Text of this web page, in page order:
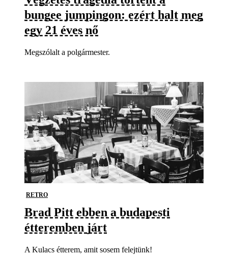
bungee jumpingon: ezért halt meg
egy 21 éves nő
Megszólalt a polgármester.
RETRO
Brad Pitt ebben a budapesti
étteremben járt
A Kulacs étterem, amit sosem felejtünk!